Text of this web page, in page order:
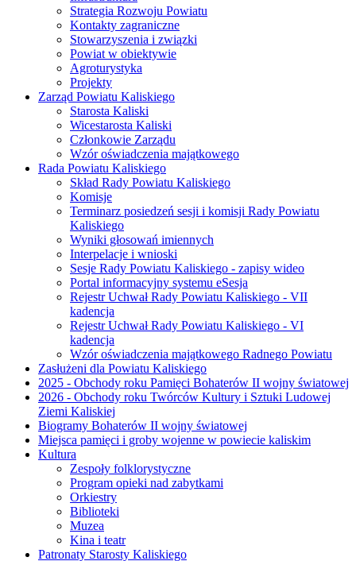
Strategia Rozwoju Powiatu
Kontakty zagraniczne
Stowarzyszenia i związki
Powiat w obiektywie
Agroturystyka
Projekty
Zarząd Powiatu Kaliskiego
Starosta Kaliski
Wicestarosta Kaliski
Członkowie Zarządu
Wzór oświadczenia majątkowego
Rada Powiatu Kaliskiego
Skład Rady Powiatu Kaliskiego
Komisje
Terminarz posiedzeń sesji i komisji Rady Powiatu
Kaliskiego
Wyniki głosowań imiennych
Interpelacje i wnioski
Sesje Rady Powiatu Kaliskiego - zapisy wideo
Portal informacyjny systemu eSesja
Rejestr Uchwał Rady Powiatu Kaliskiego - VII
kadencja
Rejestr Uchwał Rady Powiatu Kaliskiego - VI
kadencja
Wzór oświadczenia majątkowego Radnego Powiatu
Zasłużeni dla Powiatu Kaliskiego
2025 - Obchody roku Pamięci Bohaterów II wojny światowej
2026 - Obchody roku Twórców Kultury i Sztuki Ludowej
Ziemi Kaliskiej
Biogramy Bohaterów II wojny światowej
Miejsca pamięci i groby wojenne w powiecie kaliskim
Kultura
Zespoły folklorystyczne
Program opieki nad zabytkami
Orkiestry
Biblioteki
Muzea
Kina i teatr
Patronaty Starosty Kaliskiego